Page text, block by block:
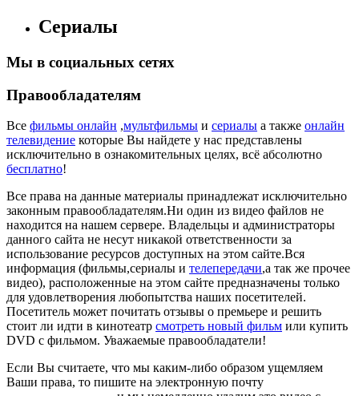
Сериалы
Мы в социальных сетях
Правообладателям
Все фильмы онлайн ,мультфильмы и сериалы а также онлайн
телевидение которые Вы найдете у нас представлены
исключительно в ознакомительных целях, всё абсолютно
бесплатно!
Все права на данные материалы принадлежат исключительно
законным правообладателям.Ни один из видео файлов не
находится на нашем сервере. Владельцы и администраторы
данного сайта не несут никакой ответственности за
использование ресурсов доступных на этом сайте.Вся
информация (фильмы,сериалы и телепередачи,а так же прочее
видео), расположенные на этом сайте предназначены только
для удовлетворения любопытства наших посетителей.
Посетитель может почитать отзывы о премьере и решить
стоит ли идти в кинотеатр смотреть новый фильм или купить
DVD с фильмом. Уважаемые правообладатели!
Если Вы считаете, что мы каким-либо образом ущемляем
Ваши права, то пишите на электронную почту